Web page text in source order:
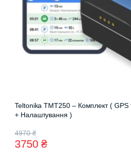
Teltonika TMT250 – Комплект ( GPS
+ Налаштування )
4970₴
Оригінальна
ціна:
3750 ₴
Поточна
ціна: